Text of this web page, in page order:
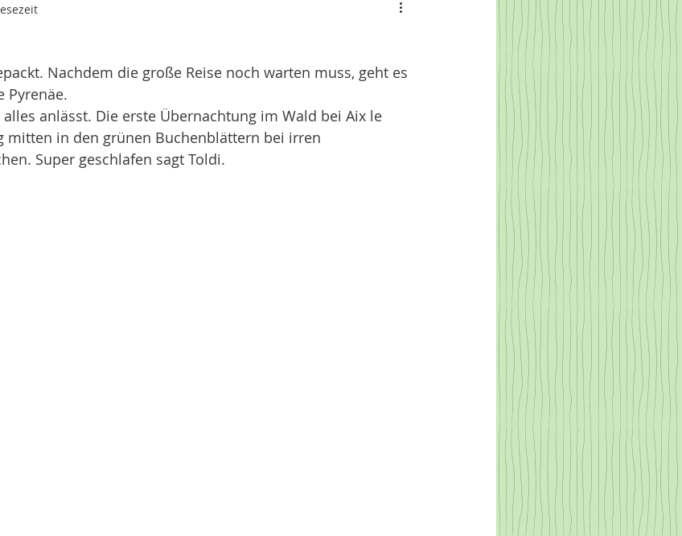
Chile Australien
Nachdem die große Reise noch warten muss, geht es
Pyrenäe.
anlässt. Die erste Übernachtung im Wald bei Aix le
mitten in den grünen Buchenblättern bei irren
Super geschlafen sagt Toldi.